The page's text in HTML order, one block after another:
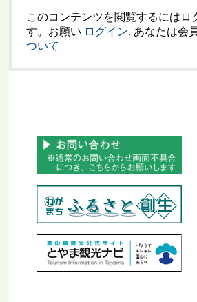
このコンテンツを閲覧するにはロ
す。お願い ログイン. あなたは会
ついて